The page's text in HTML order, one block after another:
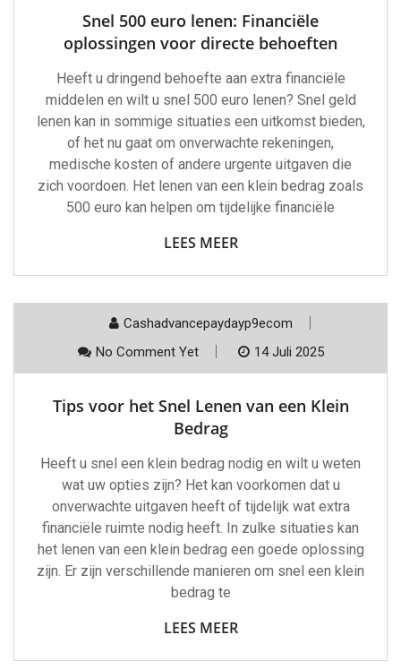
Snel 500 euro lenen: Financiële
oplossingen voor directe behoeften
Heeft u dringend behoefte aan extra financiële
middelen en wilt u snel 500 euro lenen? Snel geld
lenen kan in sommige situaties een uitkomst bieden,
of het nu gaat om onverwachte rekeningen,
medische kosten of andere urgente uitgaven die
zich voordoen. Het lenen van een klein bedrag zoals
500 euro kan helpen om tijdelijke financiële
LEES MEER
Cashadvancepaydayp9ecom
No Comment Yet
14 Juli 2025
Tips voor het Snel Lenen van een Klein
Bedrag
Heeft u snel een klein bedrag nodig en wilt u weten
wat uw opties zijn? Het kan voorkomen dat u
onverwachte uitgaven heeft of tijdelijk wat extra
financiële ruimte nodig heeft. In zulke situaties kan
het lenen van een klein bedrag een goede oplossing
zijn. Er zijn verschillende manieren om snel een klein
bedrag te
LEES MEER